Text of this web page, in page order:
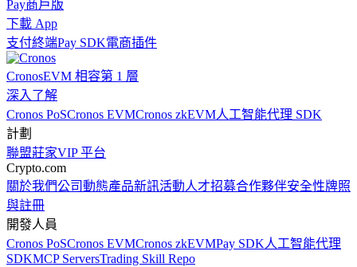
Pay商戶版
下載 App
支付終端Pay SDK電商插件
CronosEVM 相容第 1 層
深入了解
Cronos PoSCronos EVMCronos zkEVM人工智能代理 SDK
計劃
聯盟莊家VIP 平台
Crypto.com
關於我們公司動態產品新訊活動人才招募合作夥伴安全性牌照
與註冊
開發人員
Cronos PoSCronos EVMCronos zkEVMPay SDK人工智能代理
SDKMCP ServersTrading Skill Repo